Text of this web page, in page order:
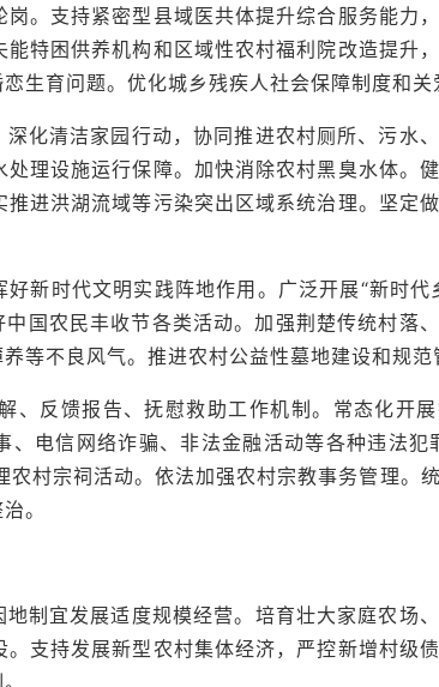
。支持紧密型县域医共体提升综合服务能力
特困供养机构和区域性农村福利院改造提升
生育问题。优化城乡残疾人社会保障制度和关
化清洁家园行动，协同推进农村厕所、污水
理设施运行保障。加快消除农村黑臭水体。
进洪湖流域等污染突出区域系统治理。坚定做
新时代文明实践阵地作用。广泛开展“新时代
国农民丰收节各类活动。加强荆楚传统村落
等不良风气。推进农村公益性墓地建设和规范
、反馈报告、抚慰救助工作机制。常态化开
电信网络诈骗、非法金融活动等各种违法犯
村宗祠活动。依法加强农村宗教事务管理。
。
制宜发展适度规模经营。培育壮大家庭农场
支持发展新型农村集体经济，严控新增村级